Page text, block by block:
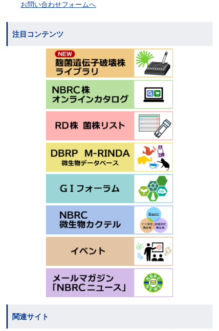
お問い合わせフォームへ
注目コンテンツ
関連サイト